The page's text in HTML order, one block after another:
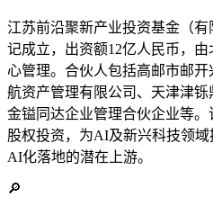
江苏前沿聚新产业投资基金（有
记成立，出资额12亿人民币，
心管理。合伙人包括高邮市邮
航资产管理有限公司、天津津
金镒同达企业管理合伙企业等
股权投资，为AI及新兴科技领
AI化落地的潜在上游。
🔎